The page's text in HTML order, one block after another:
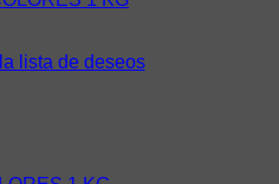
lista de deseos